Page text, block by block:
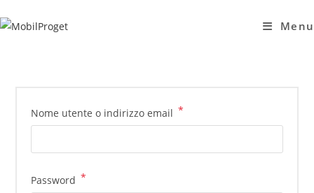
al
Menu
Nome utente o indirizzo email *
Password *